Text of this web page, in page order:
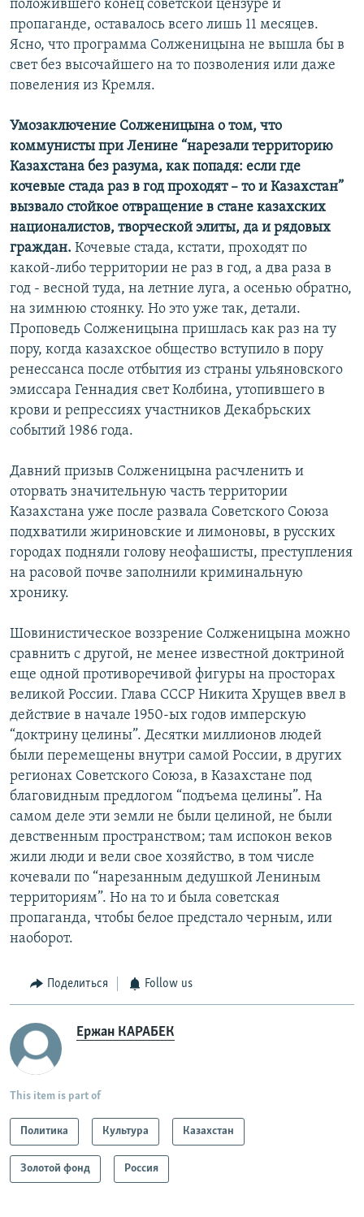
положившего конец советской цензуре и
пропаганде, оставалось всего лишь 11 месяцев.
Ясно, что программа Солженицына не вышла бы в
свет без высочайшего на то позволения или даже
повеления из Кремля.
Умозаключение Солженицына о том, что
коммунисты при Ленине “нарезали территорию
Казахстана без разума, как попадя: если где
кочевые стада раз в год проходят – то и Казахстан”
вызвало стойкое отвращение в стане казахских
националистов, творческой элиты, да и рядовых
граждан. Кочевые стада, кстати, проходят по
какой-либо территории не раз в год, а два раза в
год - весной туда, на летние луга, а осенью обратно,
на зимнюю стоянку. Но это уже так, детали.
Проповедь Солженицына пришлась как раз на ту
пору, когда казахское общество вступило в пору
ренессанса после отбытия из страны ульяновского
эмиссара Геннадия свет Колбина, утопившего в
крови и репрессиях участников Декабрьских
событий 1986 года.
Давний призыв Солженицына расчленить и
оторвать значительную часть территории
Казахстана уже после развала Советского Союза
подхватили жириновские и лимоновы, в русских
городах подняли голову неофашисты, преступления
на расовой почве заполнили криминальную
хронику.
Шовинистическое воззрение Солженицына можно
сравнить с другой, не менее известной доктриной
еще одной противоречивой фигуры на просторах
великой России. Глава СССР Никита Хрущев ввел в
действие в начале 1950-ых годов имперскую
“доктрину целины”. Десятки миллионов людей
были перемещены внутри самой России, в других
регионах Советского Союза, в Казахстане под
благовидным предлогом “подъема целины”. На
самом деле эти земли не были целиной, не были
девственным пространством; там испокон веков
жили люди и вели свое хозяйство, в том числе
кочевали по “нарезанным дедушкой Лениным
территориям”. Но на то и была советская
пропаганда, чтобы белое предстало черным, или
наоборот.
Поделиться Follow us
Ержан КАРАБЕК
This item is part of
Политика Культура Казахстан
Золотой фонд Россия